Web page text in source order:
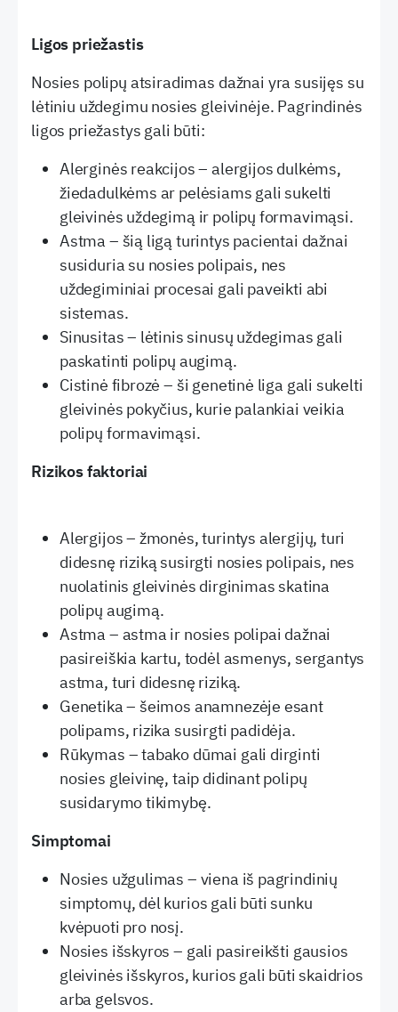
Ligos priežastis
Nosies polipų atsiradimas dažnai yra susijęs su
lėtiniu uždegimu nosies gleivinėje. Pagrindinės
ligos priežastys gali būti:
Alerginės reakcijos – alergijos dulkėms,
žiedadulkėms ar pelėsiams gali sukelti
gleivinės uždegimą ir polipų formavimąsi.
Astma – šią ligą turintys pacientai dažnai
susiduria su nosies polipais, nes
uždegiminiai procesai gali paveikti abi
sistemas.
Sinusitas – lėtinis sinusų uždegimas gali
paskatinti polipų augimą.
Cistinė fibrozė – ši genetinė liga gali sukelti
gleivinės pokyčius, kurie palankiai veikia
polipų formavimąsi.
Rizikos faktoriai
Alergijos – žmonės, turintys alergijų, turi
didesnę riziką susirgti nosies polipais, nes
nuolatinis gleivinės dirginimas skatina
polipų augimą.
Astma – astma ir nosies polipai dažnai
pasireiškia kartu, todėl asmenys, sergantys
astma, turi didesnę riziką.
Genetika – šeimos anamnezėje esant
polipams, rizika susirgti padidėja.
Rūkymas – tabako dūmai gali dirginti
nosies gleivinę, taip didinant polipų
susidarymo tikimybę.
Simptomai
Nosies užgulimas – viena iš pagrindinių
simptomų, dėl kurios gali būti sunku
kvėpuoti pro nosį.
Nosies išskyros – gali pasireikšti gausios
gleivinės išskyros, kurios gali būti skaidrios
arba gelsvos.